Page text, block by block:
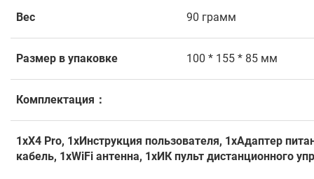
Вес 90 грамм
Размер в упаковке 100 * 155 * 85 мм
Комплектация：
1xX4 Pro, 1xИнструкция пользователя, 1xАдаптер
кабель, 1xWiFi антенна, 1xИК пульт дистанционного